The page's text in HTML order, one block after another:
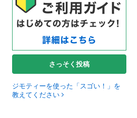
さっそく投稿
ジモティーを使った「スゴい！」を
教えてください